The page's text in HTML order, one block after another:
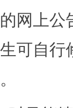
网上
可自